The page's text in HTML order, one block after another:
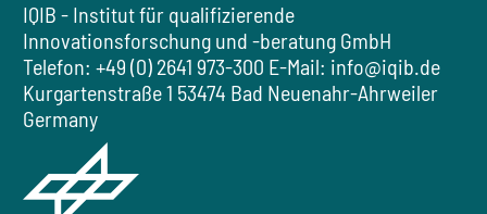
IQIB - Institut für qualifizierende
Innovationsforschung und -beratung GmbH
Telefon: +49 (0) 2641 973-300 E-Mail: info@iqib.de
Kurgartenstraße 1 53474 Bad Neuenahr-Ahrweiler
Germany